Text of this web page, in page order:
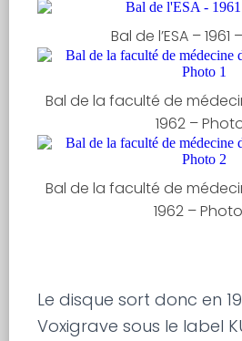
Bal de l’ESA – 1961
Bal de la faculté de
1962 –
Bal de la faculté de
1962 –
Le disque sort donc en
Voxigrave sous le label